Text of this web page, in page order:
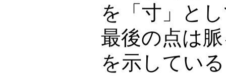
を「寸」と
最後の点は
を示してい